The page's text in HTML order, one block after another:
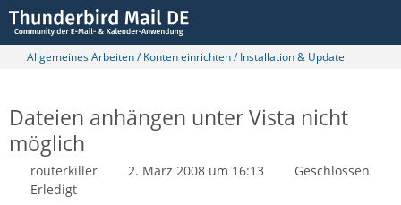
Allgemeines Arbeiten / Konten einrichten / Installation & Update
Dateien anhängen unter Vista nicht
möglich
routerkiller 2. März 2008 um 16:13
Geschlossen
Erledigt